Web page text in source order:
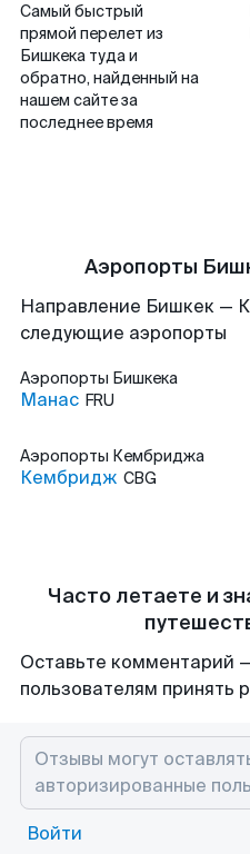
Самый быстрый
прямой перелет из
Бишкека туда и
обратно, найденный на
нашем сайте за
последнее время
Аэропорты
Направление Бишкек —
следующие аэропорты
Аэропорты Бишкека
Манас FRU
Аэропорты Кембриджа
Кембридж CBG
Часто летаете и
Оставьте комментарий
пользователям принять
Войти